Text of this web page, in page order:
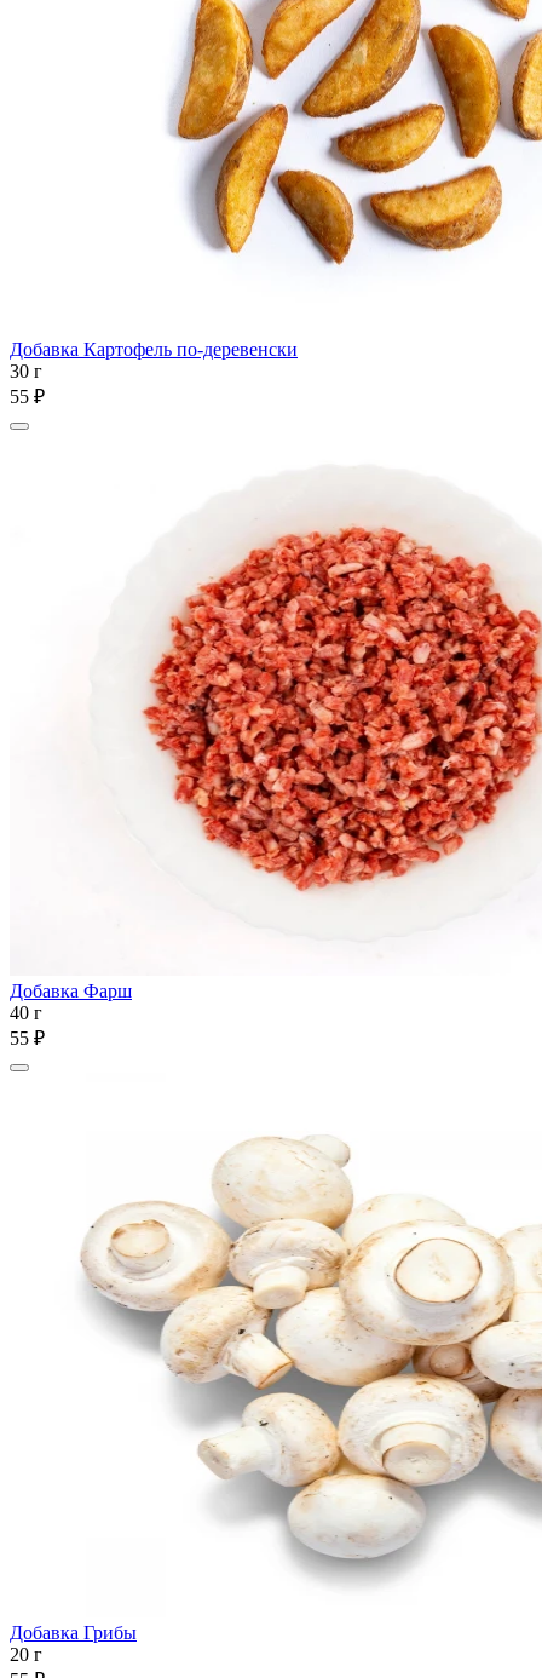
Добавка Картофель по-деревенски
30 г
55 ₽
Добавка Фарш
40 г
55 ₽
Добавка Грибы
20 г